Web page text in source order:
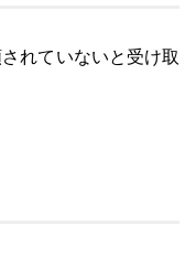
れていないと受け取